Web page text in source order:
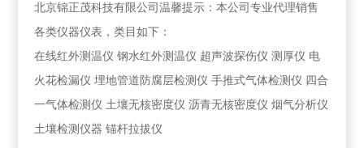
北京锦正茂科技有限公司温馨提示：本公司专业代理销售
各类仪器仪表，类目如下：
在线红外测温仪 钢水红外测温仪 超声波探伤仪 测厚仪 电
火花检漏仪 埋地管道防腐层检测仪 手推式气体检测仪 四合
一气体检测仪 土壤无核密度仪 沥青无核密度仪 烟气分析仪
土壤检测仪器 锚杆拉拔仪